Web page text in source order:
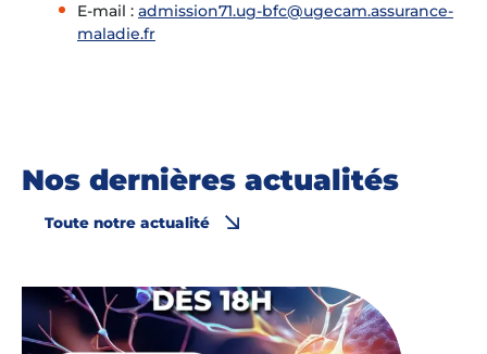
E-mail : admission71.ug-bfc@ugecam.assurance-
maladie.fr
Nos dernières actualités
Toute notre actualité